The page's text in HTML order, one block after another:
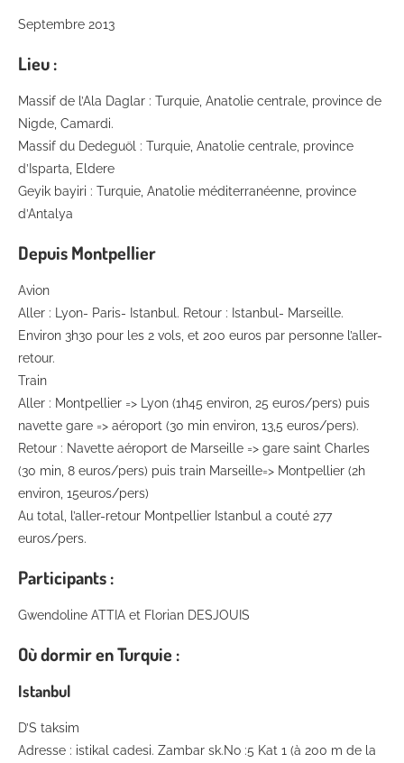
Septembre 2013
Lieu :
Massif de l’Ala Daglar : Turquie, Anatolie centrale, province de
Nigde, Camardi.
Massif du Dedeguöl : Turquie, Anatolie centrale, province
d’Isparta, Eldere
Geyik bayiri : Turquie, Anatolie méditerranéenne, province
d’Antalya
Depuis Montpellier
Avion
Aller : Lyon- Paris- Istanbul. Retour : Istanbul- Marseille.
Environ 3h30 pour les 2 vols, et 200 euros par personne l’aller-
retour.
Train
Aller : Montpellier => Lyon (1h45 environ, 25 euros/pers) puis
navette gare => aéroport (30 min environ, 13,5 euros/pers).
Retour : Navette aéroport de Marseille => gare saint Charles
(30 min, 8 euros/pers) puis train Marseille=> Montpellier (2h
environ, 15euros/pers)
Au total, l’aller-retour Montpellier Istanbul a couté 277
euros/pers.
Participants :
Gwendoline ATTIA et Florian DESJOUIS
Où dormir en Turquie :
Istanbul
D’S taksim
Adresse : istikal cadesi. Zambar sk.No :5 Kat 1 (à 200 m de la